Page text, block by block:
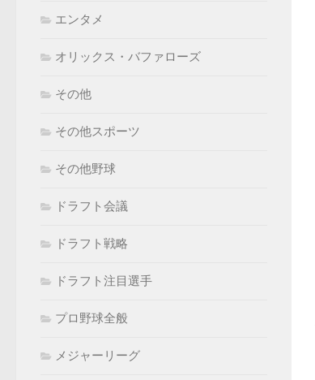
エンタメ
オリックス・バファローズ
その他
その他スポーツ
その他野球
ドラフト会議
ドラフト戦略
ドラフト注目選手
プロ野球全般
メジャーリーグ